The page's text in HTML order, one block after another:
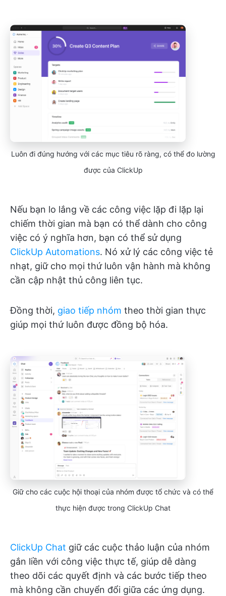
Luôn đi đúng hướng với các mục tiêu rõ ràng, có thể đo lường
được của ClickUp
Nếu bạn lo lắng về các công việc lặp đi lặp lại
chiếm thời gian mà bạn có thể dành cho công
việc có ý nghĩa hơn, bạn có thể sử dụng
ClickUp Automations. Nó xử lý các công việc tẻ
nhạt, giữ cho mọi thứ luôn vận hành mà không
cần cập nhật thủ công liên tục.
Đồng thời, giao tiếp nhóm theo thời gian thực
giúp mọi thứ luôn được đồng bộ hóa.
Giữ cho các cuộc hội thoại của nhóm được tổ chức và có thể
thực hiện được trong ClickUp Chat
ClickUp Chat giữ các cuộc thảo luận của nhóm
gắn liền với công việc thực tế, giúp dễ dàng
theo dõi các quyết định và các bước tiếp theo
mà không cần chuyển đổi giữa các ứng dụng.